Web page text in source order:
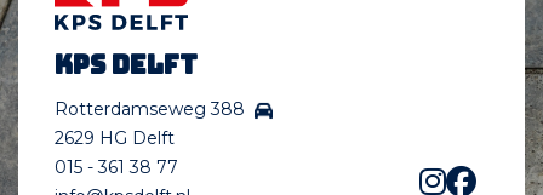
KPS Delft
Rotterdamseweg 388
2629 HG Delft
015 - 361 38 77